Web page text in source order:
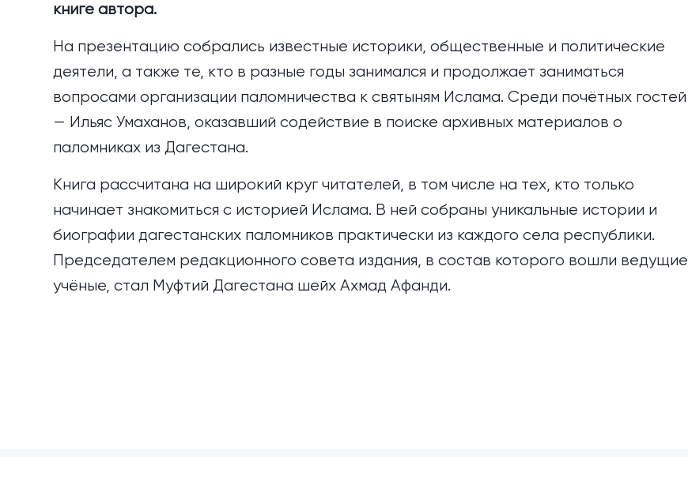
книге автора.
На презентацию собрались известные историки, общественные и политические
деятели, а также те, кто в разные годы занимался и продолжает заниматься
вопросами организации паломничества к святыням Ислама. Среди почётных гостей
— Ильяс Умаханов, оказавший содействие в поиске архивных материалов о
паломниках из Дагестана.
Книга рассчитана на широкий круг читателей, в том числе на тех, кто только
начинает знакомиться с историей Ислама. В ней собраны уникальные истории и
биографии дагестанских паломников практически из каждого села республики.
Председателем редакционного совета издания, в состав которого вошли ведущие
учёные, стал Муфтий Дагестана шейх Ахмад Афанди.